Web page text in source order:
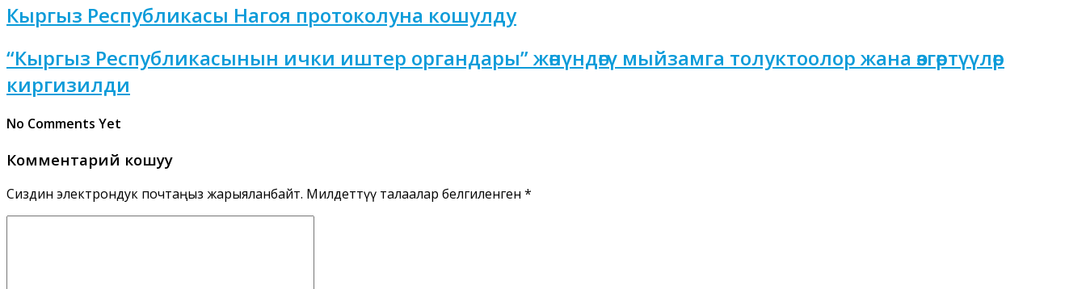
Кыргыз Республикасы Нагоя протоколуна кошулду
“Кыргыз Республикасынын ички иштер органдары” жөнүндөгү мыйзамга толуктоолор жана өзгөртүүлөр
киргизилди
No Comments Yet
Комментарий кошуу
Сиздин электрондук почтаңыз жарыяланбайт. Милдеттүү талаалар белгиленген *